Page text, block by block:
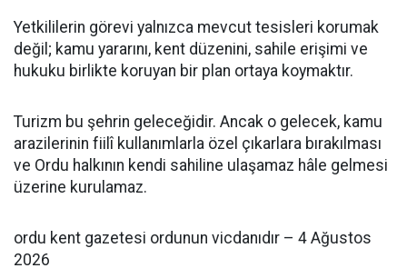
Yetkililerin görevi yalnızca mevcut tesisleri korumak
değil; kamu yararını, kent düzenini, sahile erişimi ve
hukuku birlikte koruyan bir plan ortaya koymaktır.
Turizm bu şehrin geleceğidir. Ancak o gelecek, kamu
arazilerinin fiilî kullanımlarla özel çıkarlara bırakılması
ve Ordu halkının kendi sahiline ulaşamaz hâle gelmesi
üzerine kurulamaz.
ordu kent gazetesi ordunun vicdanıdır – 4 Ağustos
2026